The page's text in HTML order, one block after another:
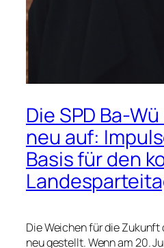
Die SPD Ba-
neu auf:
Basis für den
Die Weichen für die Zukunft
neu gestellt. Wenn am 20.